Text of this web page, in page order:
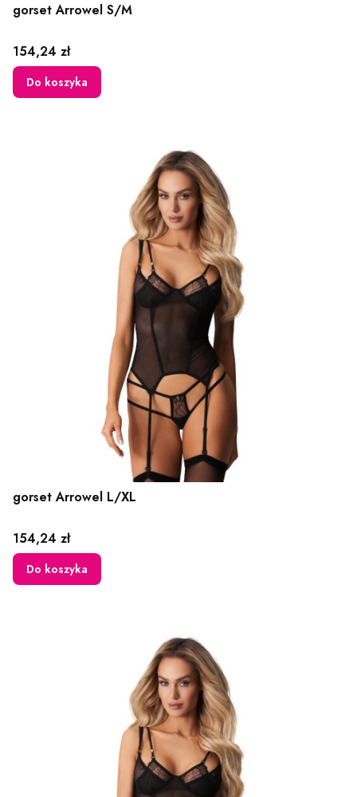
gorset Arrowel S/M
Cena
154,24 zł
Do koszyka
gorset Arrowel L/XL
Cena
154,24 zł
Do koszyka